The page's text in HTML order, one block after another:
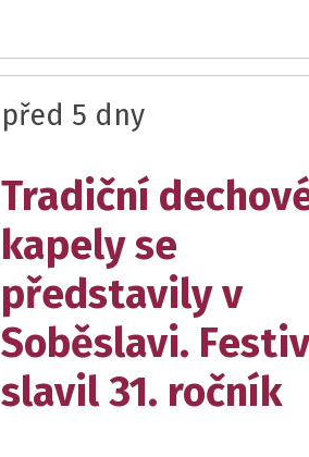
před 5 dny
Tradiční
kapely se
představily v
Soběslavi.
slavil 31. ročník